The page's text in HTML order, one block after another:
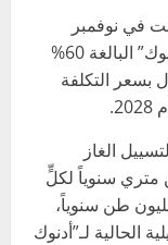
في نوفمبر
2024 عن توقعها الاستحواذ على حصة “أدنوك” البالغة 60%
بسعر التكلفة
الغاز
تبلغ 4.8 مليون طن متري سنوياً لكلٍّ
وبسعة إنتاجية إجمالية قدرها 9.6 مليون طن سنوياً،
الحالية لـ”أدنوك